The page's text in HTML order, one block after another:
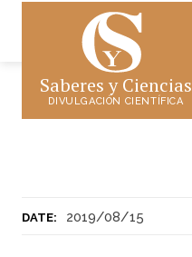
Saberes y Ciencias
DIVULGACIÓN CIENTÍFICA
DATE: 2019/08/15